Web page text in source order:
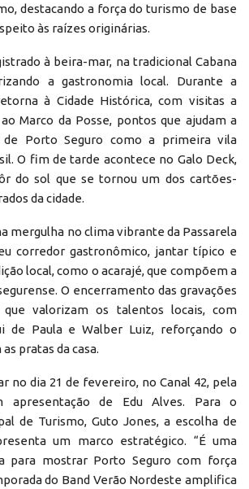
destacando a força do turismo de base
às raízes originárias.
à beira-mar, na tradicional Cabana
a gastronomia local. Durante a
à Cidade Histórica, com visitas a
Marco da Posse, pontos que ajudam a
Porto Seguro como a primeira vila
O fim de tarde acontece no Galo Deck,
do sol que se tornou um dos cartões-
da cidade.
mergulha no clima vibrante da Passarela
corredor gastronômico, jantar típico e
local, como o acarajé, que compõem a
O encerramento das gravações
valorizam os talentos locais, com
de Paula e Walber Luiz, reforçando o
pratas da casa.
no dia 21 de fevereiro, no Canal 42, pela
apresentação de Edu Alves. Para o
de Turismo, Guto Jones, a escolha de
um marco estratégico. “É uma
para mostrar Porto Seguro com força
do Band Verão Nordeste amplifica